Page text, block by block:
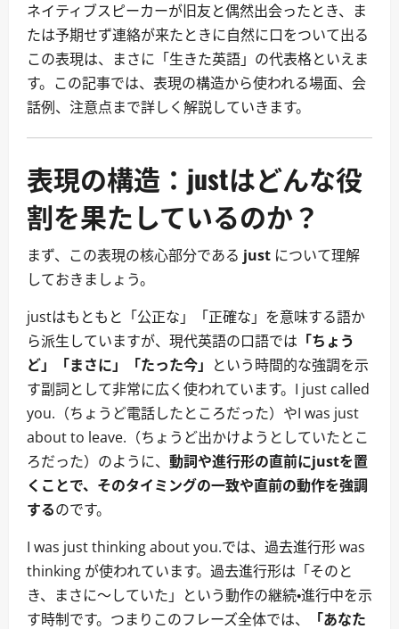
ネイティブスピーカーが旧友と偶然出会ったとき、ま
たは予期せず連絡が来たときに自然に口をついて出る
この表現は、まさに「生きた英語」の代表格といえま
す。この記事では、表現の構造から使われる場面、会
話例、注意点まで詳しく解説していきます。
表現の構造：justはどんな役
割を果たしているのか？
まず、この表現の核心部分である just について理解
しておきましょう。
justはもともと「公正な」「正確な」を意味する語か
ら派生していますが、現代英語の口語では 「ちょう
ど」「まさに」「たった今」 という時間的な強調を示
す副詞として非常に広く使われています。I just called
you.（ちょうど電話したところだった）やI was just
about to leave.（ちょうど出かけようとしていたとこ
ろだった）のように、 動詞や進行形の直前にjustを置
くことで、そのタイミングの一致や直前の動作を強調
するのです。
I was just thinking about you.では、過去進行形 was
thinking が使われています。過去進行形は「そのと
き、まさに～していた」という動作の継続・進行中を示
す時制です。つまりこのフレーズ全体では、
「あなた